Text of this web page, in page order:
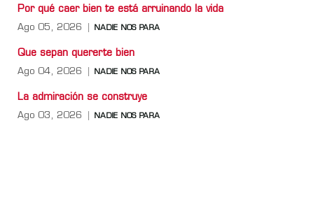
Por qué caer bien te está arruinando la vida
Ago 05, 2026 NADIE NOS PARA
Que sepan quererte bien
Ago 04, 2026 NADIE NOS PARA
La admiración se construye
Ago 03, 2026 NADIE NOS PARA